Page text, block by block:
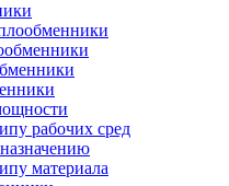
рабочих сред
материала